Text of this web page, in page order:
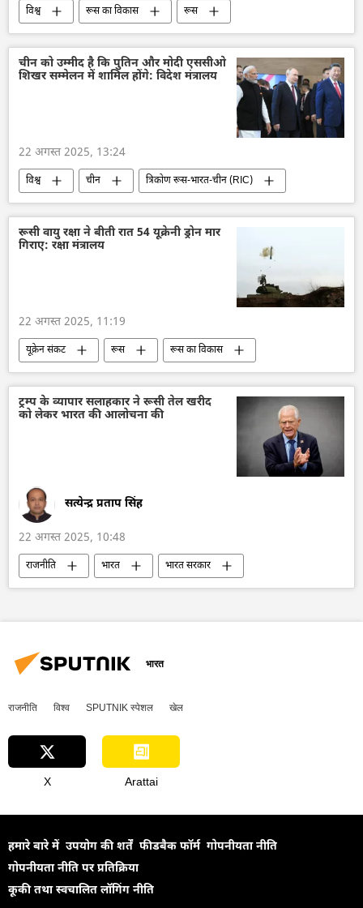
विश्व रूस का विकास
रूस
मास्को
यूक्रेन की सुरक्षा सेवा (SBU)
यूक्रेन
नॉर्ड स्ट्रीम पाइपलाइन
आतंकवाद
यूरोपीय संघ
धमाका
चीन को उम्मीद है कि पुतिन और मोदी एससीओ
शिखर सम्मेलन में शामिल होंगे: विदेश मंत्रालय
22 अगस्त 2025, 13:24
विश्व चीन
त्रिकोण रूस-भारत-चीन (RIC)
भारत-चीन रिश्ते
विदेश मंत्रालय
भारत
नरेन्द्र मोदी
रूस
व्लादिमीर पुतिन
शंघाई सहयोग संगठन (SCO)
रूसी वायु रक्षा ने बीती रात 54 यूक्रेनी ड्रोन मार
गिराए: रक्षा मंत्रालय
22 अगस्त 2025, 11:19
यूक्रेन संकट रूस
रूस का विकास
वायु रक्षा
रक्षा-पंक्ति
रक्षा मंत्रालय (MoD)
ड्रोन
ड्रोन हमला
मानव रहित वाहन
ट्रम्प के व्यापार सलाहकार ने रूसी तेल खरीद
को लेकर भारत की आलोचना की
सत्येन्द्र प्रताप सिंह
22 अगस्त 2025, 10:48
राजनीति भारत
भारत सरकार
भारत का विकास
रूस
तेल
डॉनल्ड ट्रम्प
ऊर्जा क्षेत्र
रुपया-रूबल व्यापार
राष्ट्रीय मुद्राओं में व्यापार
भारत
राजनीति विश्व SPUTNIK स्पेशल खेल
X Arattai
हमारे बारे में उपयोग की शर्तें फीडबैक फॉर्म गोपनीयता नीति
गोपनीयता नीति पर प्रतिक्रिया
कूकी तथा स्वचालित लॉगिंग नीति